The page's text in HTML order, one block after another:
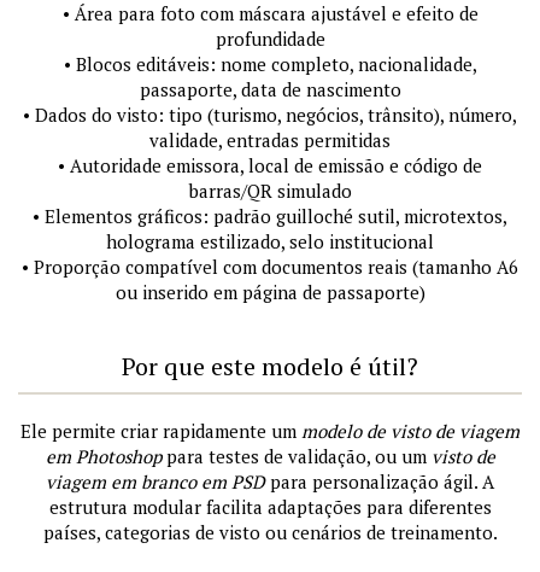
• Área para foto com máscara ajustável e efeito de
profundidade
• Blocos editáveis: nome completo, nacionalidade,
passaporte, data de nascimento
• Dados do visto: tipo (turismo, negócios, trânsito), número,
validade, entradas permitidas
• Autoridade emissora, local de emissão e código de
barras/QR simulado
• Elementos gráficos: padrão guilloché sutil, microtextos,
holograma estilizado, selo institucional
• Proporção compatível com documentos reais (tamanho A6
ou inserido em página de passaporte)
Por que este modelo é útil?
Ele permite criar rapidamente um modelo de visto de viagem
em Photoshoppara testes de validação, ou um visto de
viagem em branco em PSDpara personalização ágil. A
estrutura modular facilita adaptações para diferentes
países, categorias de visto ou cenários de treinamento.